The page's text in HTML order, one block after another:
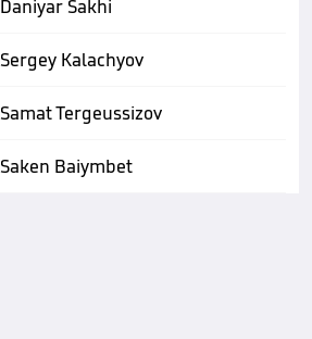
Daniyar Sakhi
Sergey Kalachyov
Samat Tergeussizov
Saken Baiymbet